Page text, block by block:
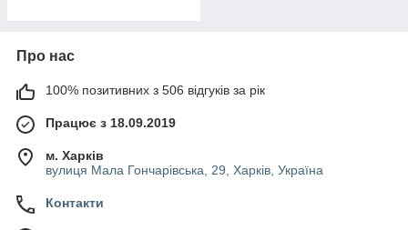
Про нас
100% позитивних з 506 відгуків за рік
Працює з 18.09.2019
м. Харків
вулиця Мала Гончарівська, 29, Харків, Україна
Контакти